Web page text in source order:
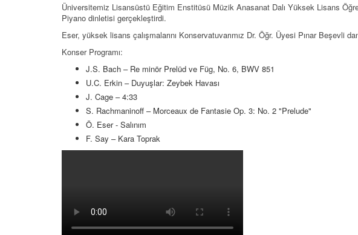
Üniversitemiz Lisansüstü Eğitim Enstitüsü Müzik Anasanat Dalı Yüksek Lisans
Piyano dinletisi gerçekleştirdi.
Eser, yüksek lisans çalışmalarını Konservatuvarımız Dr. Öğr. Üyesi Pınar Beşevli
Konser Programı:
J.S. Bach – Re minör Prelüd ve Füg, No. 6, BWV 851
U.C. Erkin – Duyuşlar: Zeybek Havası
J. Cage – 4:33
S. Rachmaninoff – Morceaux de Fantasie Op. 3: No. 2 "Prelude"
Ö. Eser - Salınım
F. Say – Kara Toprak